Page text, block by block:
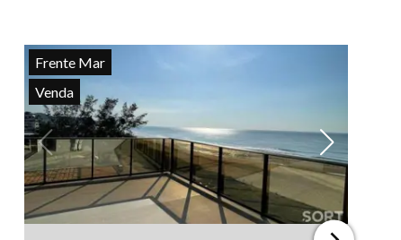
Ver todas as fotos
Frente Mar
Venda